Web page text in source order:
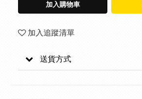
加入購物車
加入追蹤清單
送貨方式